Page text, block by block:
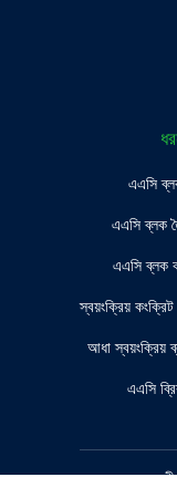
এএসি
এএসি ব্লক
এএসি ব্লক
স্বয়ংক্রিয়
আধা স্বয়ংক্রিয়
এএসি